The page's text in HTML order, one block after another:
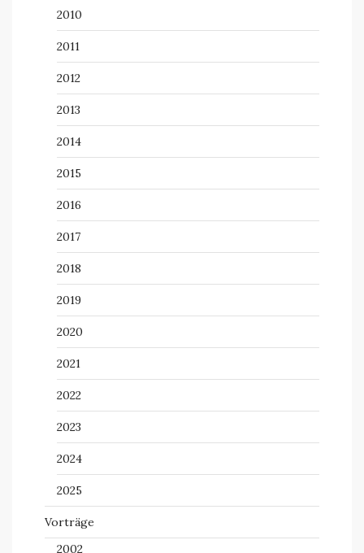
2010
2011
2012
2013
2014
2015
2016
2017
2018
2019
2020
2021
2022
2023
2024
2025
Vorträge
2002